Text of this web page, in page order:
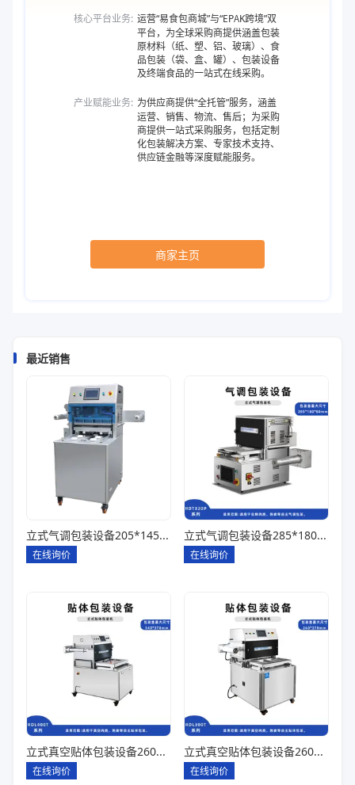
核心平台业务: 运营“易食包商城”与“EPAK跨境”双
平台，为全球采购商提供涵盖包装
原材料（纸、塑、铝、玻璃）、食
品包装（袋、盒、罐）、包装设备
及终端食品的一站式在线采购。
产业赋能业务: 为供应商提供“全托管”服务，涵盖
运营、销售、物流、售后；为采购
商提供一站式采购服务，包括定制
化包装解决方案、专家技术支持、
供应链金融等深度赋能服务。
商家主页
最近销售
立式气调包装设备205*145*85一出四
在线询价
立式气调包装设备285*180*80一出一
在线询价
立式真空贴体包装设备260*180一出四
在线询价
立式真空贴体包装设备260*180一出二
在线询价